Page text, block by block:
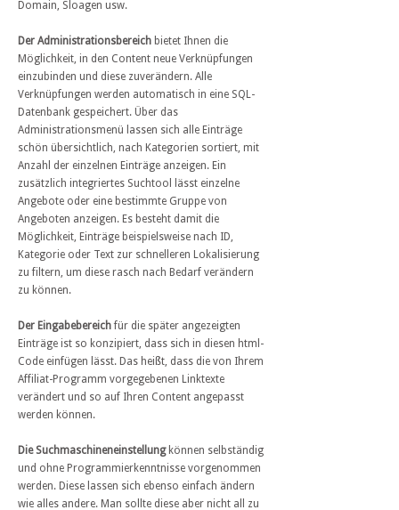
Domain, Sloagen usw.
Der Administrationsbereich bietet Ihnen die
Möglichkeit, in den Content neue Verknüpfungen
einzubinden und diese zuverändern. Alle
Verknüpfungen werden automatisch in eine SQL-
Datenbank gespeichert. Über das
Administrationsmenü lassen sich alle Einträge
schön übersichtlich, nach Kategorien sortiert, mit
Anzahl der einzelnen Einträge anzeigen. Ein
zusätzlich integriertes Suchtool lässt einzelne
Angebote oder eine bestimmte Gruppe von
Angeboten anzeigen. Es besteht damit die
Möglichkeit, Einträge beispielsweise nach ID,
Kategorie oder Text zur schnelleren Lokalisierung
zu filtern, um diese rasch nach Bedarf verändern
zu können.
Der Eingabebereichfür die später angezeigten
Einträge ist so konzipiert, dass sich in diesen html-
Code einfügen lässt. Das heißt, dass die von Ihrem
Affiliat-Programm vorgegebenen Linktexte
verändert und so auf Ihren Content angepasst
werden können.
Die Suchmaschineneinstellungkönnen selbständig
und ohne Programmierkenntnisse vorgenommen
werden. Diese lassen sich ebenso einfach ändern
wie alles andere. Man sollte diese aber nicht all zu